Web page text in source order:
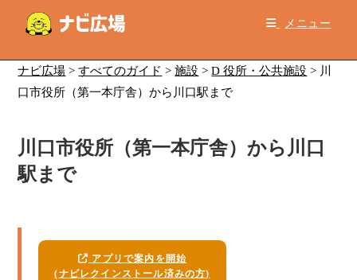
メニュー
ナビ広場 >すべてのガイド >施設 >D 役所・公共施設 > 川
口市役所（第一本庁舎）から川口駅まで
川口市役所（第一本庁舎）から川口
駅まで
アプリで案内を開始
(ナビレクインストール済みの方)